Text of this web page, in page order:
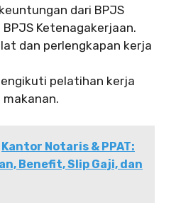
dari BPJS
Ketenagakerjaan.
dan perlengkapan kerja
pelatihan kerja
Kantor Notaris & PPAT:
Benefit, Slip Gaji, dan